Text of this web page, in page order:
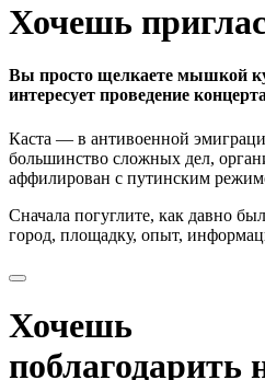
Хочешь
Вы просто щелкаете мышкой
интересует проведение
Каста — в антивоенной
большинство сложных дел,
аффилирован с путинским
Сначала погуглите, как давно
город, площадку, опыт,
Хочешь
поблагодарить